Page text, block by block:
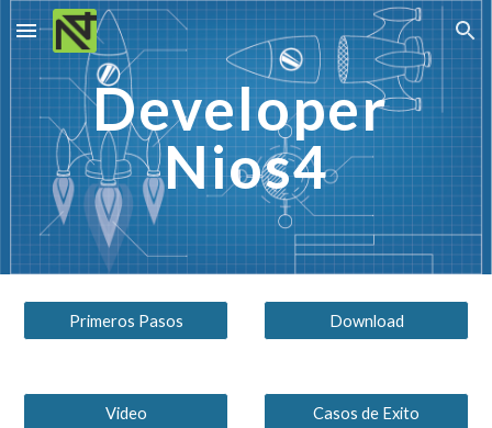
Skip to main content Skip to navigation
Developer
Nios4
Primeros Pasos Download
Video Casos de Exito